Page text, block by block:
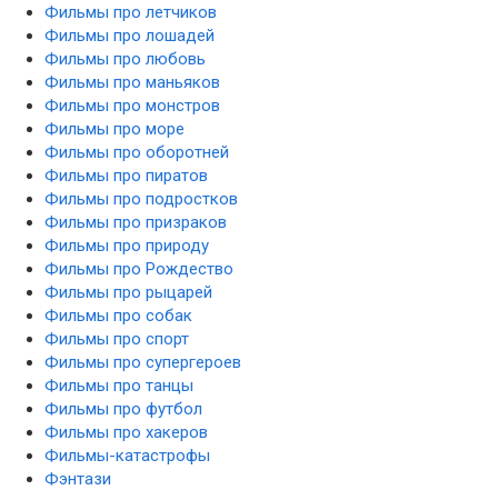
Фильмы про летчиков
Фильмы про лошадей
Фильмы про любовь
Фильмы про маньяков
Фильмы про монстров
Фильмы про море
Фильмы про оборотней
Фильмы про пиратов
Фильмы про подростков
Фильмы про призраков
Фильмы про природу
Фильмы про Рождество
Фильмы про рыцарей
Фильмы про собак
Фильмы про спорт
Фильмы про супергероев
Фильмы про танцы
Фильмы про футбол
Фильмы про хакеров
Фильмы-катастрофы
Фэнтази